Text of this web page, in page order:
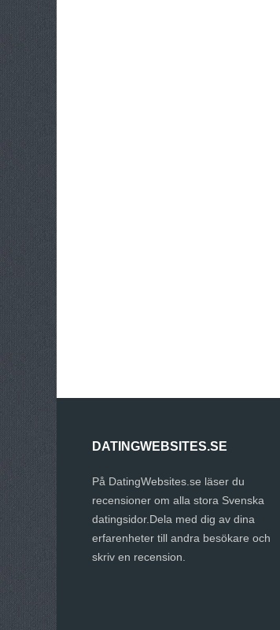
DATINGWEBSITES.SE
På DatingWebsites.se läser du
recensioner om alla stora Svenska
datingsidor.Dela med dig av dina
erfarenheter till andra besökare och
skriv en recension.